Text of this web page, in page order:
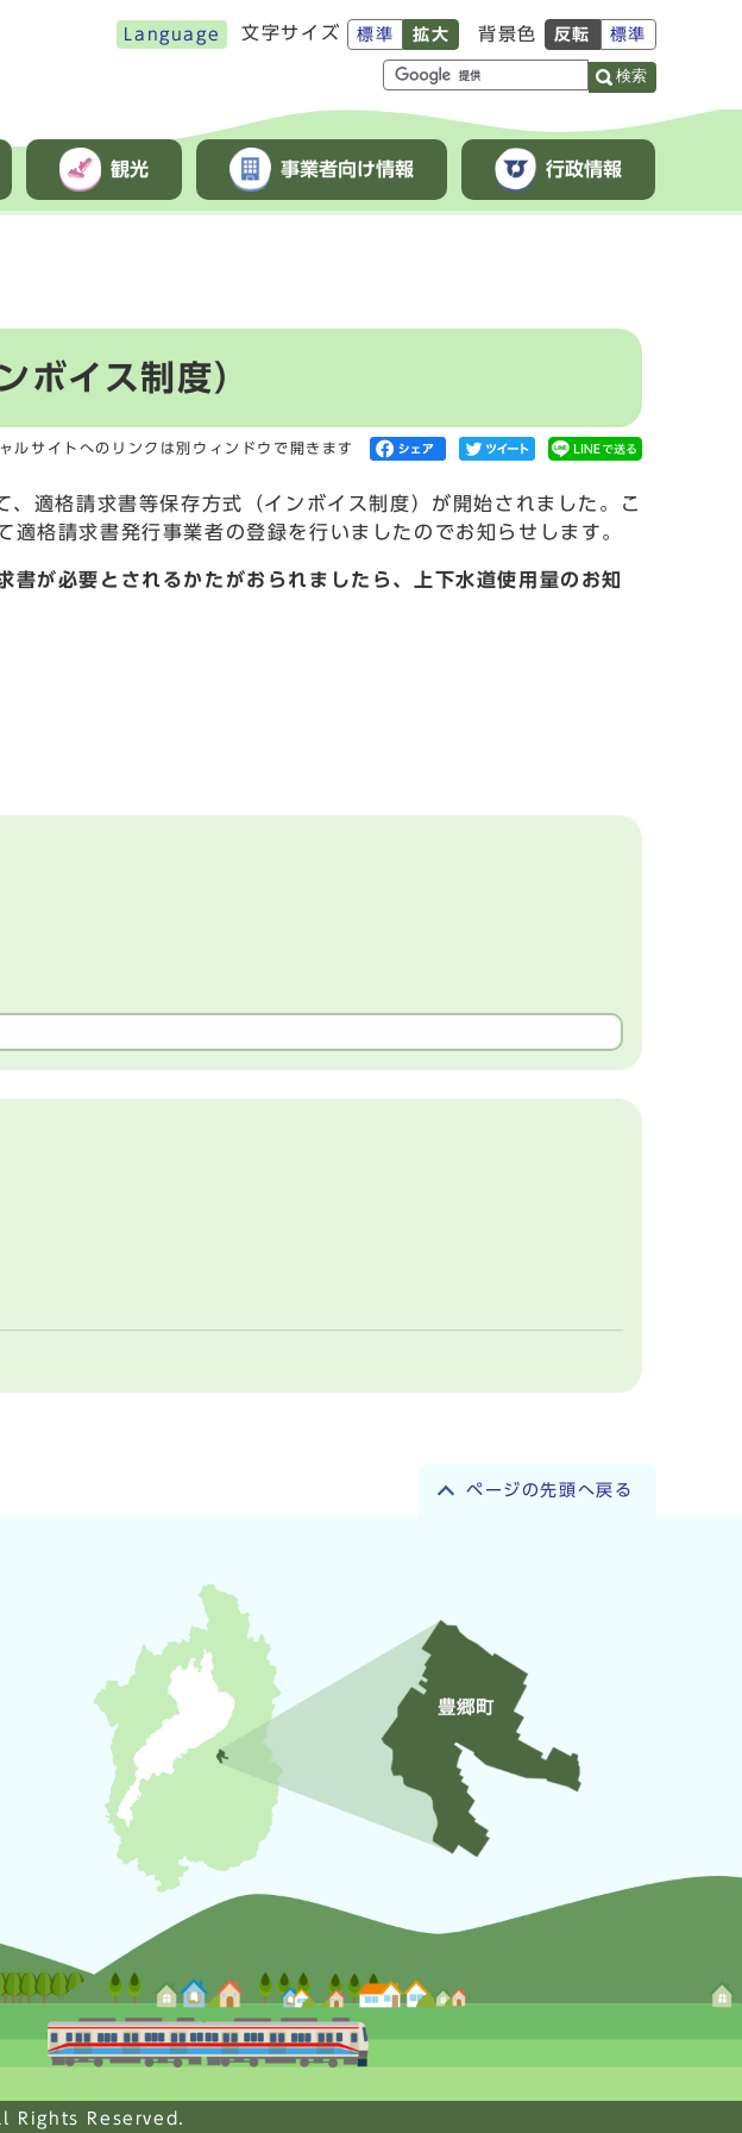
Language 文字サイズ 標準 拡大 背景色 反転 標準
検索
観光 事業者向け情報 行政情報
ボイス制度）
ルサイトへのリンクは別ウィンドウで開きます
適格請求書等保存方式（インボイス制度）が開始されました。こ
格請求書発行事業者の登録を行いましたのでお知らせします。
が必要とされるかたがおられましたら、上下水道使用量のお知
ページの先頭へ戻る
Rights Reserved.